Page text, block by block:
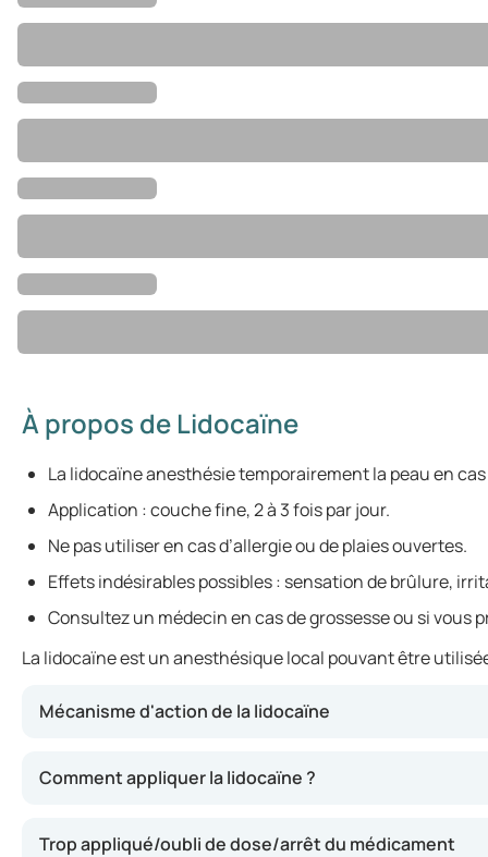
À propos de Lidocaïne
La lidocaïne anesthésie temporairement la peau en
Application : couche fine, 2 à 3 fois par jour.
Ne pas utiliser en cas d’allergie ou de plaies ouvertes.
Effets indésirables possibles : sensation de brûlure,
Consultez un médecin en cas de grossesse ou si vous
La lidocaïne est un anesthésique local pouvant être
Mécanisme d'action de la lidocaïne
Comment appliquer la lidocaïne ?
Trop appliqué/oubli de dose/arrêt du médicament